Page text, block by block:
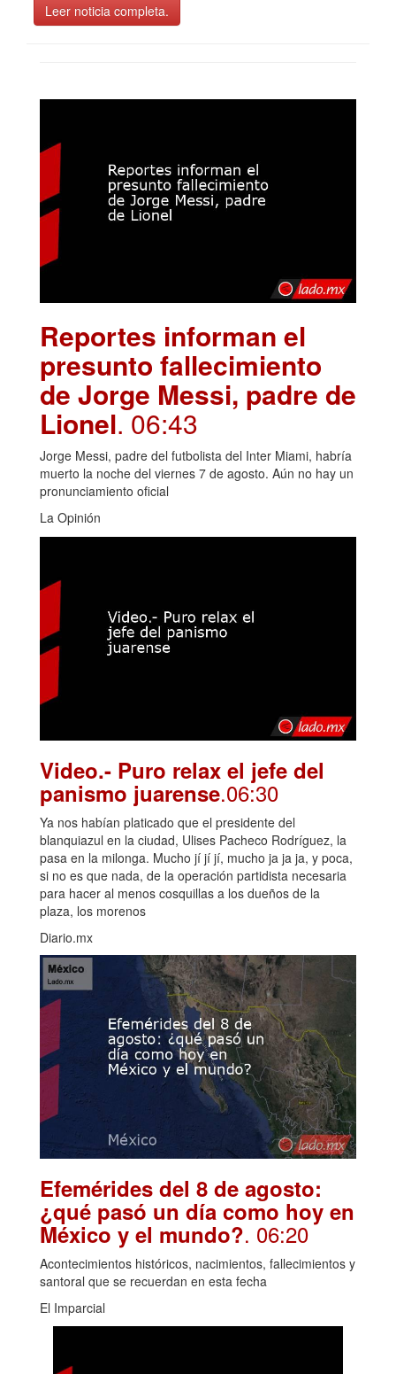
Leer noticia completa.
Reportes informan el
presunto fallecimiento
de Jorge Messi, padre de
Lionel. 06:43
Jorge Messi, padre del futbolista del Inter Miami, habría
muerto la noche del viernes 7 de agosto. Aún no hay un
pronunciamiento oficial
La Opinión
Video.- Puro relax el jefe del
panismo juarense.06:30
Ya nos habían platicado que el presidente del
blanquiazul en la ciudad, Ulises Pacheco Rodríguez, la
pasa en la milonga. Mucho jí jí jí, mucho ja ja ja, y poca,
si no es que nada, de la operación partidista necesaria
para hacer al menos cosquillas a los dueños de la
plaza, los morenos
Diario.mx
Efemérides del 8 de agosto:
¿qué pasó un día como hoy en
México y el mundo?. 06:20
Acontecimientos históricos, nacimientos, fallecimientos y
santoral que se recuerdan en esta fecha
El Imparcial